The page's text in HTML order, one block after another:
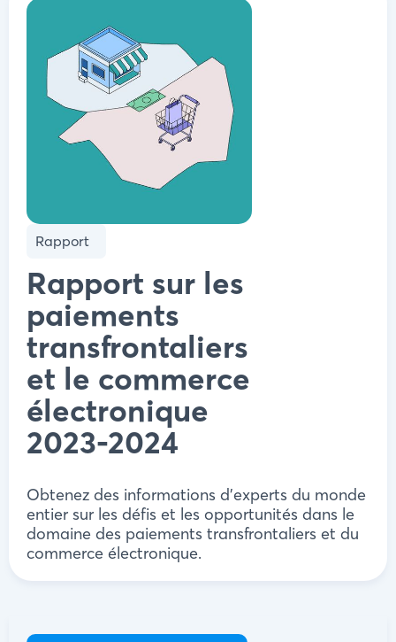
Rapport
Rapport sur les
paiements
transfrontaliers
et le commerce
électronique
2023-2024
Obtenez des informations d'experts du monde
entier sur les défis et les opportunités dans le
domaine des paiements transfrontaliers et du
commerce électronique.